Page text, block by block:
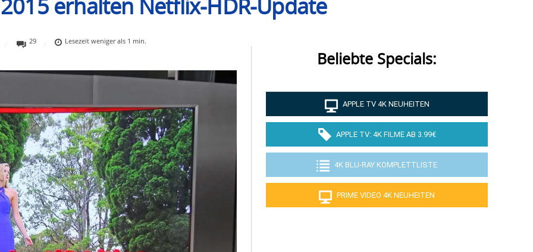
erhalten Netflix-HDR-Update
29 Lesezeitweniger als 1 min.
Beliebte Specials:
APPLE TV 4K NEUHEITEN
APPLE TV: 4K FILME AB 3.99€
4K BLU-RAY KOMPLETTLISTE
PRIME VIDEO 4K NEUHEITEN